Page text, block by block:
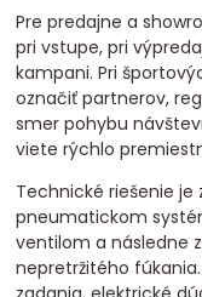
Pre predajne a
pri vstupe, pri
kampani. Pri
označiť partnerov,
smer pohybu
viete rýchlo
Technické riešenie
pneumatickom
ventilom a následne
nepretržitého